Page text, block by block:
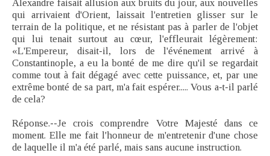
Alexandre faisait allusion aux bruits du jour, aux nouvelles
qui arrivaient d'Orient, laissait l'entretien glisser sur le
terrain de la politique, et ne résistant pas à parler de l'objet
qui lui tenait surtout au cœur, l'effleurait légèrement:
«L'Empereur, disait-il, lors de l'événement arrivé à
Constantinople, a eu la bonté de me dire qu'il se regardait
comme tout à fait dégagé avec cette puissance, et, par une
extrême bonté de sa part, m'a fait espérer..... Vous a-t-il parlé
de cela?
Réponse.--Je crois comprendre Votre Majesté dans ce
moment. Elle me fait l'honneur de m'entretenir d'une chose
de laquelle il m'a été parlé, mais sans aucune instruction.